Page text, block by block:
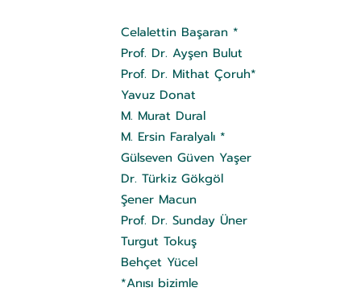
Celalettin Başaran *
Prof. Dr. Ayşen Bulut
Prof. Dr. Mithat Çoruh*
Yavuz Donat
M. Murat Dural
M. Ersin Faralyalı *
Gülseven Güven Yaşer
Dr. Türkiz Gökgöl
Şener Macun
Prof. Dr. Sunday Üner
Turgut Tokuş
Behçet Yücel
*Anısı bizimle